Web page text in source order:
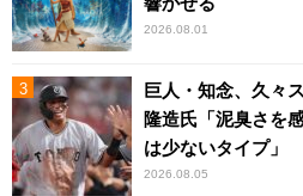
2026.08.01
巨人・知念、久々
隆造氏「泥臭さを
は少ないタイプ」
2026.08.05